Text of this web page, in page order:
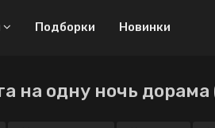
Подборки Новинки
на одну ночь дорама